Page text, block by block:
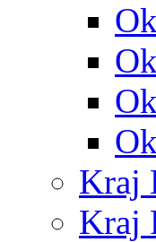
Kraj
Kraj